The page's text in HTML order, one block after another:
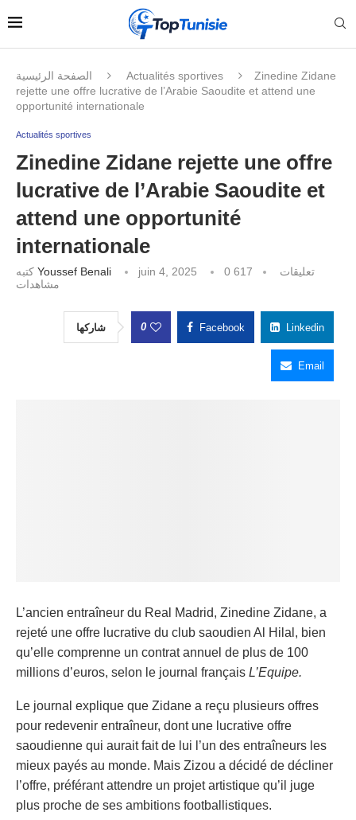
الصفحة الرئيسية Actualités sportives
Zinedine Zidane
rejette une offre lucrative de l’Arabie Saoudite et attend une
opportunité internationale
Actualités sportives
Zinedine Zidane rejette une offre
lucrative de l’Arabie Saoudite et
attend une opportunité
internationale
Youssef Benali juin 4, 2025 0 تعليقات
617
مشاهدات
شاركها 0 Facebook Linkedin
Email
L’ancien entraîneur du Real Madrid, Zinedine Zidane, a
rejeté une offre lucrative du club saoudien Al Hilal, bien
qu’elle comprenne un contrat annuel de plus de 100
millions d’euros, selon le journal français L’Equipe.
Le journal explique que Zidane a reçu plusieurs offres
pour redevenir entraîneur, dont une lucrative offre
saoudienne qui aurait fait de lui l’un des entraîneurs les
mieux payés au monde. Mais Zizou a décidé de décliner
l’offre, préférant attendre un projet artistique qu’il juge
plus proche de ses ambitions footballistiques.